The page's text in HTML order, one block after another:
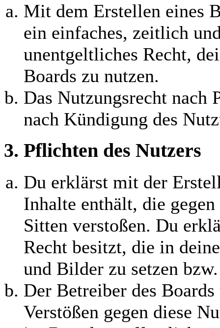
Mit dem Erstellen eines
ein einfaches, zeitlich
unentgeltliches Recht,
Boards zu nutzen.
Das Nutzungsrecht nach
nach Kündigung des
3. Pflichten des Nutzers
Du erklärst mit der
Inhalte enthält, die
Sitten verstoßen. Du
Recht besitzt, die in
und Bilder zu setzen
Der Betreiber des
Verstößen gegen diese